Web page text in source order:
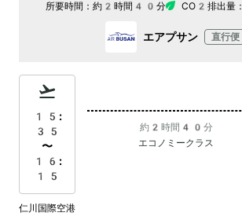
所要時間： 約2時間40分 CO2排出量：
エアプサン 直行便
15:
35
〜
16:
15
約2時間40分
エコノミークラス
仁川国際空港